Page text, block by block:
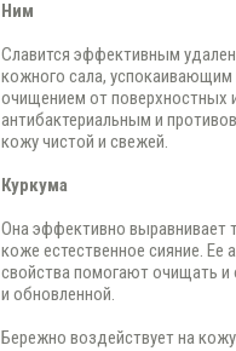
Ним
Славится эффективным
кожного сала,
очищением от поверхностных
антибактериальным и
кожу чистой и свежей.
Куркума
Она эффективно выравнивает
коже естественное сияние. Ее
свойства помогают очищать и
и обновленной.
Бережно воздействует на кожу